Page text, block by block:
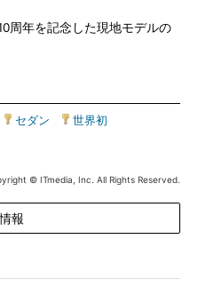
周年を記念した現地モデルの
セダン 世界初
© ITmedia, Inc. All Rights Reserved.
報